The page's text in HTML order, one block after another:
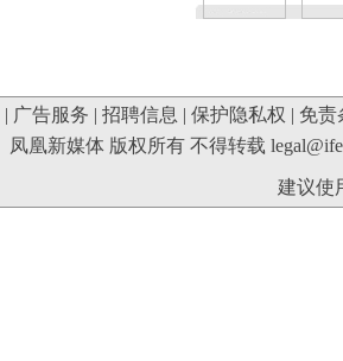
| 广告服务 | 招聘信息 | 保护隐私权 | 免责
凤凰新媒体 版权所有 不得转载
建议使